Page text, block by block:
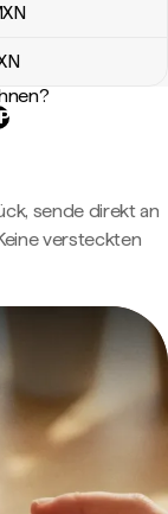
sende direkt an
versteckten